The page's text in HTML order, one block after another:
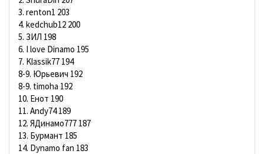
3. renton1 203
4. kedchub12 200
5. ЗИЛ 198
6. I love Dinamo 195
7. Klassik77 194
8-9. Юрьевич 192
8-9. timoha 192
10. Енот 190
11. Andy74 189
12. ЯДинамо777 187
13. Бурмант 185
14. Dynamo fan 183